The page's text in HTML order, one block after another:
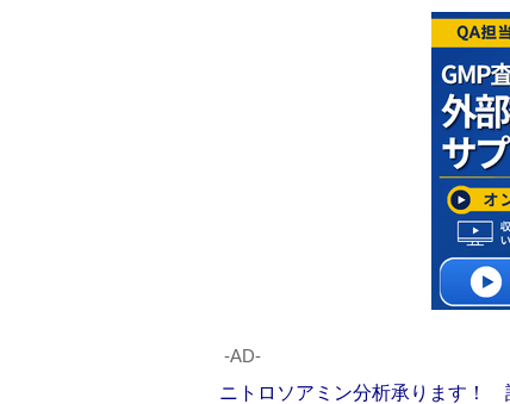
‐AD‐
ニトロソアミン分析承ります！